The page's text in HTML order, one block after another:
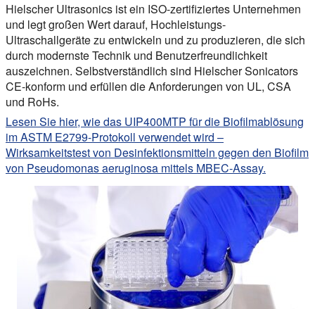
Hielscher Ultrasonics ist ein ISO-zertifiziertes Unternehmen
und legt großen Wert darauf, Hochleistungs-
Ultraschallgeräte zu entwickeln und zu produzieren, die sich
durch modernste Technik und Benutzerfreundlichkeit
auszeichnen. Selbstverständlich sind Hielscher Sonicators
CE-konform und erfüllen die Anforderungen von UL, CSA
und RoHs.
Lesen Sie hier, wie das UIP400MTP für die Biofilmablösung
im ASTM E2799-Protokoll verwendet wird –
Wirksamkeitstest von Desinfektionsmitteln gegen den Biofilm
von Pseudomonas aeruginosa mittels MBEC-Assay.